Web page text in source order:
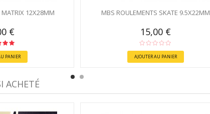
12X28MM
€
PANIER
MBS ROULEMENTS SKATE 9.5X22MM
15,00 €
AJOUTER AU PANIER
ACHETÉ